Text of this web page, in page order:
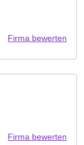
Firma bewerten
Firma bewerten